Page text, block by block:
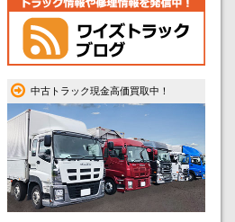
中古トラック現金高価買取中！